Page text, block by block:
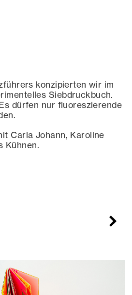
konzipierten wir im
Siebdruckbuch.
dürfen nur fluoreszierende
Carla Johann, Karoline
Kühnen.